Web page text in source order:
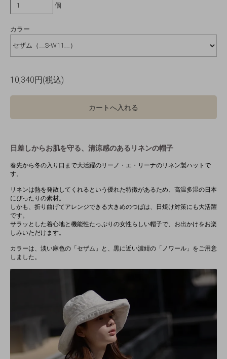
個
カラー
10,340円(税込)
カートへ入れる
日差しからお肌を守る、清涼感のあるリネンの帽子
春先から冬の入り口まで大活躍のリーノ・エ・リーナのリネン製ハットで
す。
リネンは熱を発散してくれるという優れた特徴があるため、高温多湿の日本
にぴったりの素材。
しかも、折り曲げてアレンジできる大きめのつばは、日焼け対策にも大活躍
です。
サラッとした着心地と機能性たっぷりの女性らしい帽子で、お出かけをお楽
しみいただけます。
カラーは、淡い麻色の「セザム」と、黒に近い濃紺の「ノワール」をご用意
しました。